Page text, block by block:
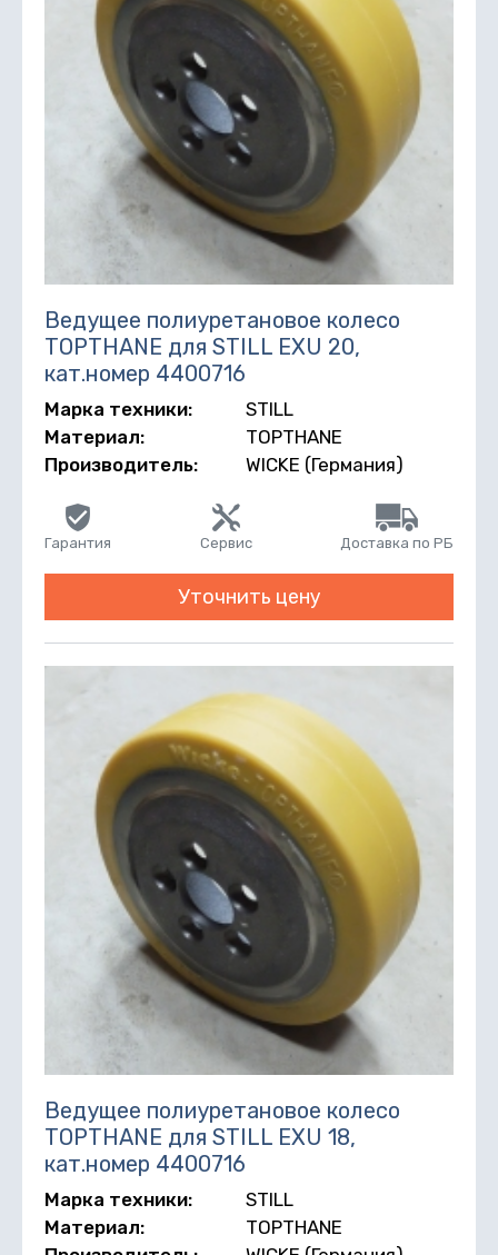
Ведущее полиуретановое колесо
TOPTHANE для STILL EXU 20,
кат.номер 4400716
Марка техники:
STILL
Материал:
TOPTHANE
Производитель:
WICKE (Германия)
Гарантия Сервис Доставка по РБ
Уточнить цену
Ведущее полиуретановое колесо
TOPTHANE для STILL EXU 18,
кат.номер 4400716
Марка техники:
STILL
Материал:
TOPTHANE